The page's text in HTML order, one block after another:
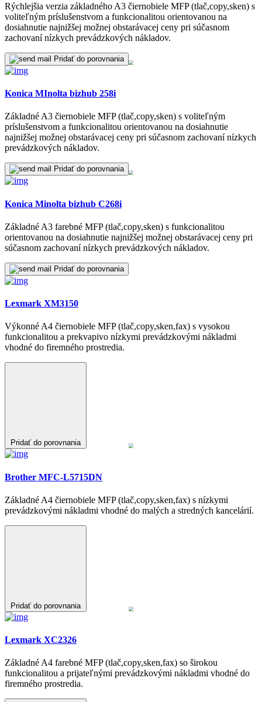
Rýchlejšia verzia základného A3 čiernobiele MFP (tlač,copy,sken) s
voliteľným príslušenstvom a funkcionalitou orientovanou na
dosiahnutie najnižšej možnej obstarávacej ceny pri súčasnom
zachovaní nízkych prevádzkových nákladov.
Pridať do porovnania
Konica MInolta bizhub 258i
Základné A3 čiernobiele MFP (tlač,copy,sken) s voliteľným
príslušenstvom a funkcionalitou orientovanou na dosiahnutie
najnižšej možnej obstarávacej ceny pri súčasnom zachovaní nízkych
prevádzkových nákladov.
Pridať do porovnania
Konica Minolta bizhub C268i
Základné A3 farebné MFP (tlač,copy,sken) s funkcionalitou
orientovanou na dosiahnutie najnižšej možnej obstarávacej ceny pri
súčasnom zachovaní nízkych prevádzkových nákladov.
Pridať do porovnania
Lexmark XM3150
Výkonné A4 čiernobiele MFP (tlač,copy,sken,fax) s vysokou
funkcionalitou a prekvapivo nízkymi prevádzkovými nákladmi
vhodné do firemného prostredia.
prevádzkovými nákladmi vhodné do malých a stredných kancelárií.
Lexmark XC2326
Základné A4 farebné MFP (tlač,copy,sken,fax) so širokou
Konica Minolta bizhub C3351i
extrémne nízkymi prevádzkovými nákladmi zvlášť vhodné do
Pridať do porovnania